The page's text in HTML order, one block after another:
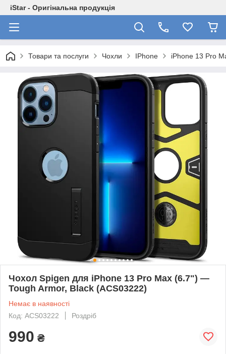
iStar - Оригінальна продукція
Товари та послуги Чохли IPhone iPhone 13 Pro
Чохол Spigen для iPhone 13 Pro Max (6.7") —
Tough Armor, Black (ACS03222)
Немає в наявності
Код: ACS03222
Роздріб
990 ₴